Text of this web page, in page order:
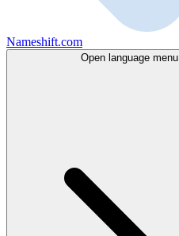
Nameshift.com
Open language menu